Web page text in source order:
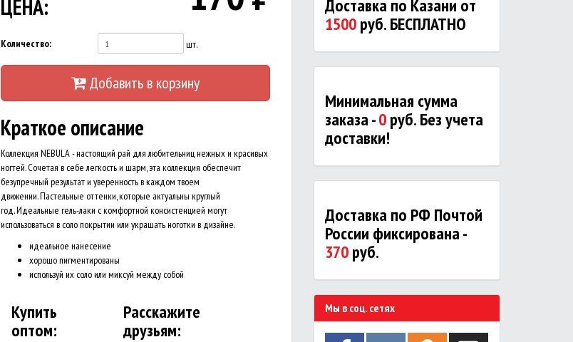
ЦЕНА:
Количество: шт.
Добавить в корзину
Краткое описание
Коллекция NEBULA - настоящий рай для любительниц нежных и красивых
ногтей. Сочетая в себе легкость и шарм, эта коллекция обеспечит
безупречный результат и уверенность в каждом твоем
движении. Пастельные оттенки, которые актуальны круглый
год. Идеальные гель-лаки с комфортной консистенцией могут
использоваться в соло покрытии или украшать ноготки в дизайне.
идеальное нанесение
хорошо пигментированы
используй их соло или миксуй между собой
Купить
оптом:
Расскажите
друзьям:
Доставка по Казани от
1500руб. БЕСПЛАТНО
Минимальная сумма
заказа -0руб. Без учета
доставки!
Доставка по РФ Почтой
России фиксирована -
370руб.
Мы в соц. сетях